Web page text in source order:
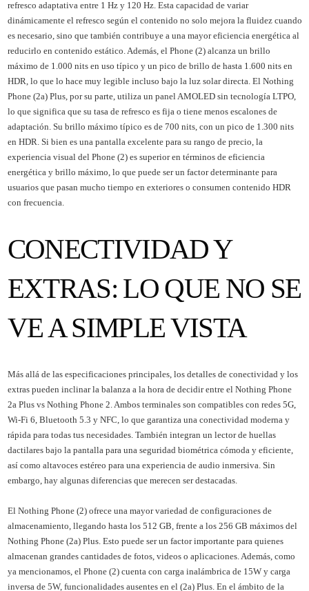
refresco adaptativa entre 1 Hz y 120 Hz. Esta capacidad de variar
dinámicamente el refresco según el contenido no solo mejora la fluidez cuando
es necesario, sino que también contribuye a una mayor eficiencia energética al
reducirlo en contenido estático. Además, el Phone (2) alcanza un brillo
máximo de 1.000 nits en uso típico y un pico de brillo de hasta 1.600 nits en
HDR, lo que lo hace muy legible incluso bajo la luz solar directa. El Nothing
Phone (2a) Plus, por su parte, utiliza un panel AMOLED sin tecnología LTPO,
lo que significa que su tasa de refresco es fija o tiene menos escalones de
adaptación. Su brillo máximo típico es de 700 nits, con un pico de 1.300 nits
en HDR. Si bien es una pantalla excelente para su rango de precio, la
experiencia visual del Phone (2) es superior en términos de eficiencia
energética y brillo máximo, lo que puede ser un factor determinante para
usuarios que pasan mucho tiempo en exteriores o consumen contenido HDR
con frecuencia.
CONECTIVIDAD Y
EXTRAS: LO QUE NO SE
VE A SIMPLE VISTA
Más allá de las especificaciones principales, los detalles de conectividad y los
extras pueden inclinar la balanza a la hora de decidir entre el Nothing Phone
2a Plus vs Nothing Phone 2. Ambos terminales son compatibles con redes 5G,
Wi-Fi 6, Bluetooth 5.3 y NFC, lo que garantiza una conectividad moderna y
rápida para todas tus necesidades. También integran un lector de huellas
dactilares bajo la pantalla para una seguridad biométrica cómoda y eficiente,
así como altavoces estéreo para una experiencia de audio inmersiva. Sin
embargo, hay algunas diferencias que merecen ser destacadas.
El Nothing Phone (2) ofrece una mayor variedad de configuraciones de
almacenamiento, llegando hasta los 512 GB, frente a los 256 GB máximos del
Nothing Phone (2a) Plus. Esto puede ser un factor importante para quienes
almacenan grandes cantidades de fotos, videos o aplicaciones. Además, como
ya mencionamos, el Phone (2) cuenta con carga inalámbrica de 15W y carga
inversa de 5W, funcionalidades ausentes en el (2a) Plus. En el ámbito de la